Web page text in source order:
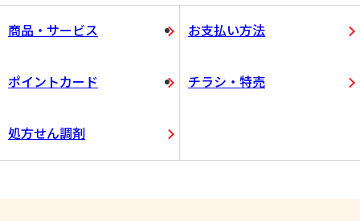
商品・サービス お支払い方法
ポイントカード チラシ・特売
処方せん調剤